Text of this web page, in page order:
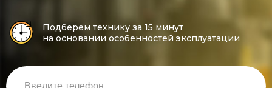
Подберем технику за 15 минут
на основании особенностей эксплуатации